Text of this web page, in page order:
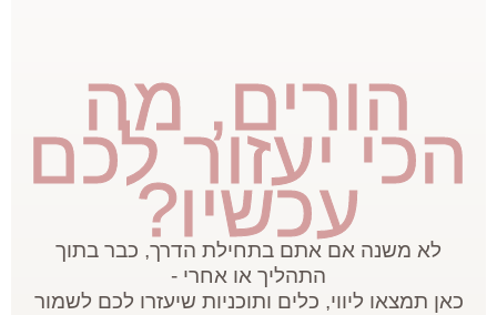
הורים, מה
הכי יעזור לכם
עכשיו?
לא משנה אם אתם בתחילת הדרך, כבר בתוך
התהליך או אחרי -
כאן תמצאו ליווי, כלים ותוכניות שיעזרו לכם לשמור